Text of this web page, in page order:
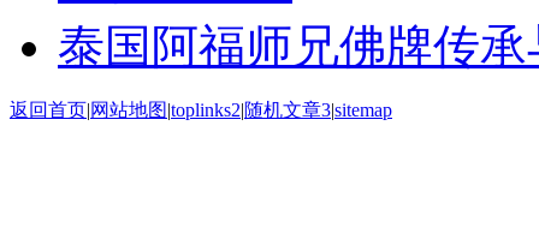
泰国阿福师兄佛牌传
返回首页|网站地图|toplinks2|随机文章3|sitemap